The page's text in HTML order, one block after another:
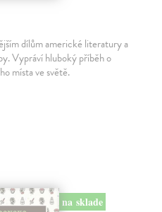
dílům americké literatury a
Vypráví hluboký příběh o
místa ve světě.
na sklade